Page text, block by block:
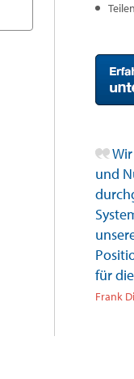
Wir
und
für
Frank